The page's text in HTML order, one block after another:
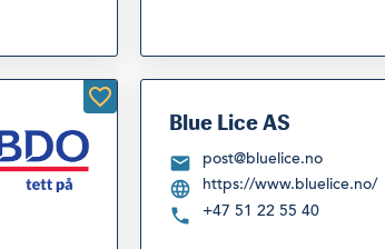
Blue Lice AS
post@bluelice.no
https://www.bluelice.no/
+47 51 22 55 40